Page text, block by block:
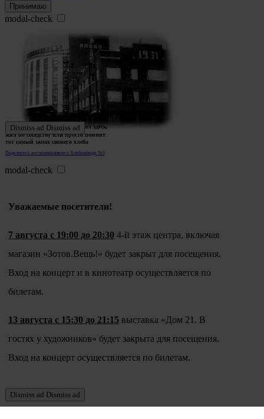
Принимаю
modal-check
Поделитесь воспоминаниями о Хлебозаводе №5
Ждем истории тех, кто работал здесь,
жил по соседству или просто помнит
тот самый запах свежего хлеба
Dismiss ad Dismiss ad
modal-check
Уважаемые посетители!
7 августа с 19:00 до 20:30 4-й этаж центра, включая
магазин «Зотов.Вещь!» будет закрыт для посещения.
Вход на концерт и в кинотеатр осуществляется по
билетам.
13 августа с 15:30 до 21:15 выставка «Дом 21. В
гостях у художников» будет закрыта для посещения.
Вход на концерт осуществляется по билетам.
Dismiss ad Dismiss ad